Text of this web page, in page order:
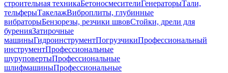
строительная техникаБетоносмесителиГенераторыТали,
тельферыТакелажВиброплиты, глубинные
вибраторыБензорезы, резчики швовСтойки, дрели для
буренияЗатирочные
машиныГидроинструментПогрузчикиПрофессиональный
инструментПрофессиональные
шуруповертыПрофессиональные
шлифмашиныПрофессиональные